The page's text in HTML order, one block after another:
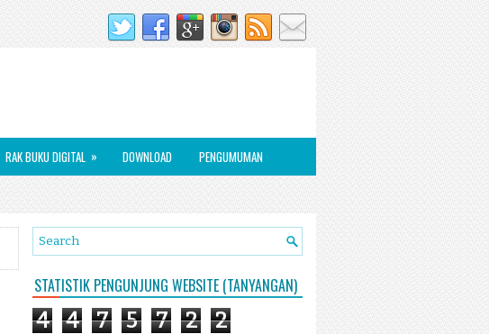
RAK BUKU DIGITAL » DOWNLOAD PENGUMUMAN
STATISTIK PENGUNJUNG WEBSITE (TANYANGAN)
4 4 7 5 7 2 2